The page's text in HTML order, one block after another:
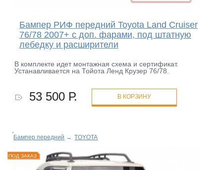
Бампер РИФ передний Toyota Land Cruiser
76/78 2007+ c доп. фарами, под штатную
лебедку и расширители
В комплекте идет монтажная схема и сертификат.
Устанавливается на Тойота Ленд Крузер 76/78.
53 500 Р. В КОРЗИНУ
Бампер передний → TOYOTA
ПОД ЗАКАЗ